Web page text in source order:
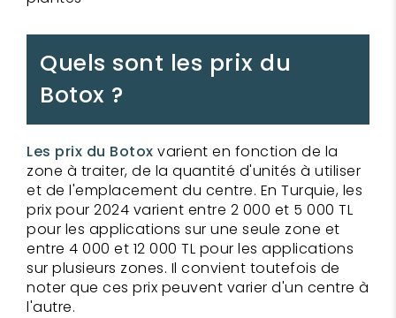
Quels sont les prix du
Botox ?
Les prix du Botox varient en fonction de la
zone à traiter, de la quantité d'unités à utiliser
et de l'emplacement du centre. En Turquie, les
prix pour 2024 varient entre 2 000 et 5 000 TL
pour les applications sur une seule zone et
entre 4 000 et 12 000 TL pour les applications
sur plusieurs zones. Il convient toutefois de
noter que ces prix peuvent varier d'un centre à
l'autre.